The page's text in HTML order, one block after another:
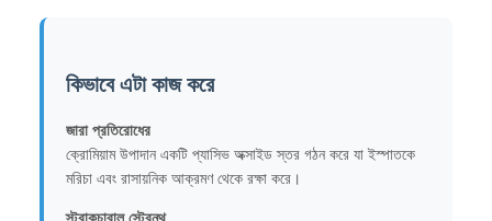
কিভাবে এটা কাজ করে
জারা প্রতিরোধের
ক্রোমিয়াম উপাদান একটি প্যাসিভ অক্সাইড স্তর গঠন করে যা ইস্পাতকে
মরিচা এবং রাসায়নিক আক্রমণ থেকে রক্ষা করে।